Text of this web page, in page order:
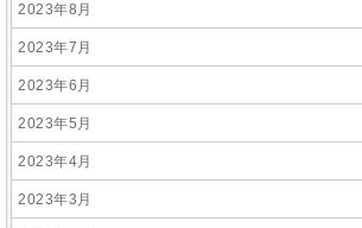
2023年8月
2023年7月
2023年6月
2023年5月
2023年4月
2023年3月